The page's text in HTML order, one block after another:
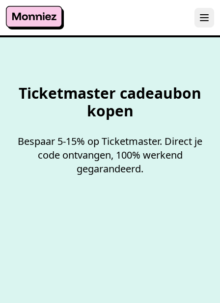
Ticketmaster cadeaubon
kopen
Bespaar 5-15% op Ticketmaster. Direct je
code ontvangen, 100% werkend
gegarandeerd.